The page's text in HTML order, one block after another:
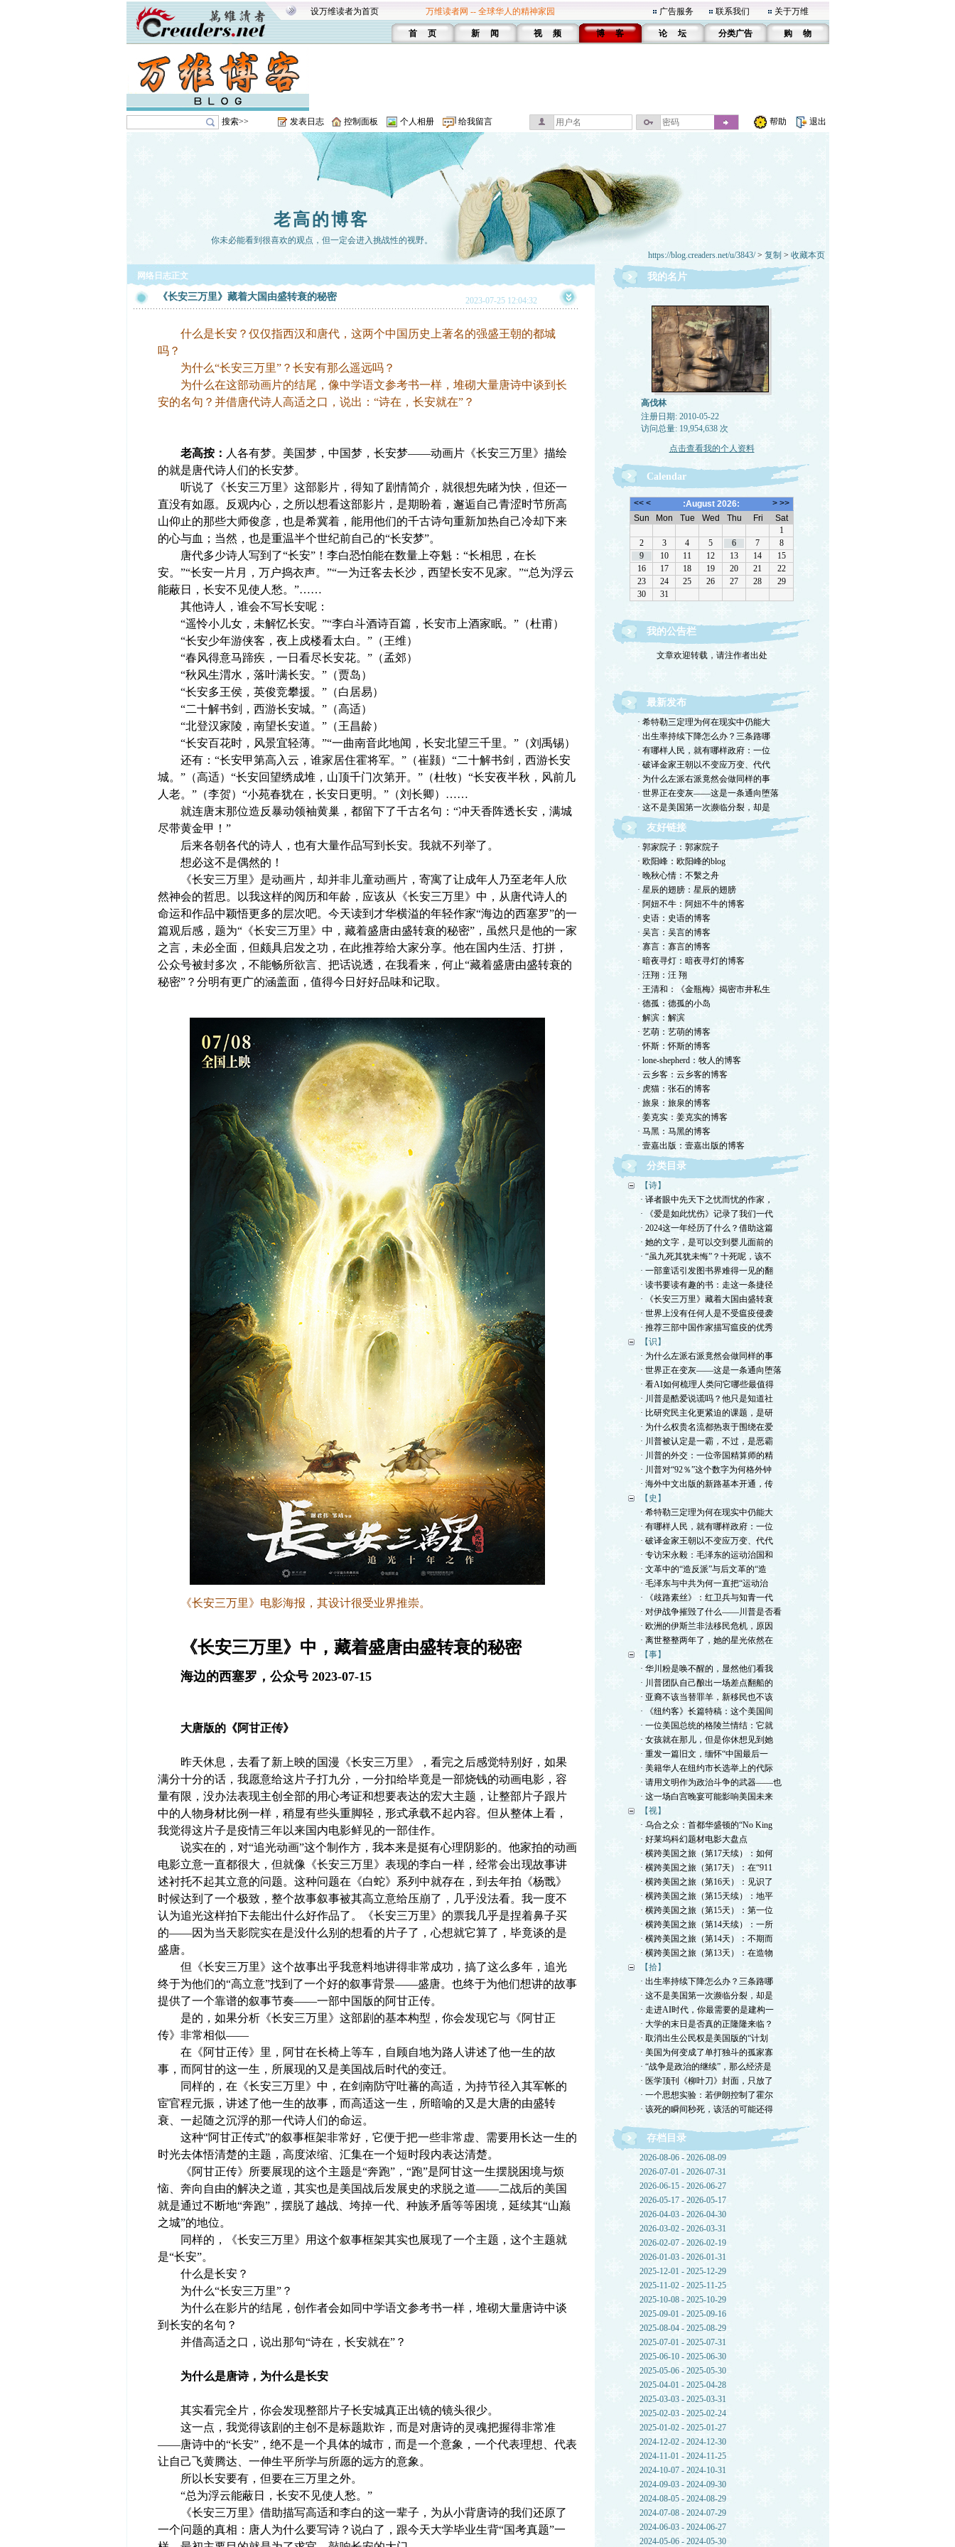
设万维读者为首页 万维读者网 -- 全球华人的精神家园 广告服务 联系我们 关于万维
首 页 新 闻 视 频 博 客 论 坛 分类广告 购 物
搜索>> 发表日志 控制面板 个人相册 给我留言 帮助 退出
老高的博客
你未必能看到很喜欢的观点，但一定会进入挑战性的视野。
https://blog.creaders.net/u/3843/> 复制 > 收藏本页
网络日志正文
《长安三万里》藏着大国由盛转衰的秘密 2023-07-25 12:04:32
什么是长安？仅仅指西汉和唐代，这两个中国历史上著名的强盛王朝的都城
吗？
为什么“长安三万里”？长安有那么遥远吗？
为什么在这部动画片的结尾，像中学语文参考书一样，堆砌大量唐诗中谈到长
安的名句？并借唐代诗人高适之口，说出：“诗在，长安就在”？
老高按： 人各有梦。美国梦，中国梦，长安梦——动画片《长安三万里》描绘
的就是唐代诗人们的长安梦。
听说了《长安三万里》这部影片，得知了剧情简介，就很想先睹为快，但还一
直没有如愿。反观内心，之所以想看这部影片，是期盼着，邂逅自己青涩时节所高
山仰止的那些大师俊彦，也是希冀着，能用他们的千古诗句重新加热自己冷却下来
的心与血；当然，也是重温半个世纪前自己的“长安梦”。
唐代多少诗人写到了“长安”！李白恐怕能在数量上夺魁：“长相思，在长
安。”“长安一片月，万户捣衣声。”“一为迁客去长沙，西望长安不见家。”“总为浮云
能蔽日，长安不见使人愁。”……
其他诗人，谁会不写长安呢：
“遥怜小儿女，未解忆长安。”“李白斗酒诗百篇，长安市上酒家眠。”（杜甫）
“长安少年游侠客，夜上戍楼看太白。”（王维）
“春风得意马蹄疾，一日看尽长安花。”（孟郊）
“秋风生渭水，落叶满长安。”（贾岛）
“长安多王侯，英俊竞攀援。”（白居易）
“二十解书剑，西游长安城。”（高适）
“北登汉家陵，南望长安道。”（王昌龄）
“长安百花时，风景宜轻薄。”“一曲南音此地闻，长安北望三千里。”（刘禹锡）
还有：“长安甲第高入云，谁家居住霍将军。”（崔颢）“二十解书剑，西游长安
城。”（高适）“长安回望绣成堆，山顶千门次第开。”（杜牧）“长安夜半秋，风前几
人老。”（李贺）“小苑春犹在，长安日更明。”（刘长卿）……
就连唐末那位造反暴动领袖黄巢，都留下了千古名句：“冲天香阵透长安，满城
尽带黄金甲！”
后来各朝各代的诗人，也有大量作品写到长安。我就不列举了。
想必这不是偶然的！
《长安三万里》是动画片，却并非儿童动画片，寄寓了让成年人乃至老年人欣
然神会的哲思。以我这样的阅历和年龄，应该从《长安三万里》中，从唐代诗人的
命运和作品中颖悟更多的层次吧。今天读到才华横溢的年轻作家“海边的西塞罗”的一
篇观后感，题为“《长安三万里》中，藏着盛唐由盛转衰的秘密”，虽然只是他的一家
之言，未必全面，但颇具启发之功，在此推荐给大家分享。他在国内生活、打拼，
公众号被封多次，不能畅所欲言、把话说透，在我看来，何止“藏着盛唐由盛转衰的
秘密”？分明有更广的涵盖面，值得今日好好品味和记取。
《长安三万里》电影海报，其设计很受业界推崇。
《长安三万里》中，藏着盛唐由盛转衰的秘密
海边的西塞罗，公众号 2023-07-15
大唐版的《阿甘正传》
昨天休息，去看了新上映的国漫《长安三万里》，看完之后感觉特别好，如果
满分十分的话，我愿意给这片子打九分，一分扣给毕竟是一部烧钱的动画电影，容
量有限，没办法表现主创全部的用心考证和想要表达的宏大主题，让整部片子跟片
中的人物身材比例一样，稍显有些头重脚轻，形式承载不起内容。但从整体上看，
我觉得这片子是疫情三年以来国内电影鲜见的一部佳作。
说实在的，对“追光动画”这个制作方，我本来是挺有心理阴影的。他家拍的动画
电影立意一直都很大，但就像《长安三万里》表现的李白一样，经常会出现故事讲
述衬托不起其立意的问题。这种问题在《白蛇》系列中就存在，到去年拍《杨戬》
时候达到了一个极致，整个故事叙事被其高立意给压崩了，几乎没法看。我一度不
认为追光这样拍下去能出什么好作品了。《长安三万里》的票我几乎是捏着鼻子买
的——因为当天影院实在是没什么别的想看的片子了，心想就它算了，毕竟谈的是
盛唐。
但《长安三万里》这个故事出乎我意料地讲得非常成功，搞了这么多年，追光
终于为他们的“高立意”找到了一个好的叙事背景——盛唐。也终于为他们想讲的故事
提供了一个靠谱的叙事节奏——一部中国版的阿甘正传。
是的，如果分析《长安三万里》这部剧的基本构型，你会发现它与《阿甘正
传》非常相似——
在《阿甘正传》里，阿甘在长椅上等车，自顾自地为路人讲述了他一生的故
事，而阿甘的这一生，所展现的又是美国战后时代的变迁。
同样的，在《长安三万里》中，在剑南防守吐蕃的高适，为持节径入其军帐的
宦官程元振，讲述了他一生的故事，而高适这一生，所暗喻的又是大唐的由盛转
衰、一起随之沉浮的那一代诗人们的命运。
这种“阿甘正传式”的叙事框架非常好，它便于把一些非常虚、需要用长达一生的
时光去体悟清楚的主题，高度浓缩、汇集在一个短时段内表达清楚。
《阿甘正传》所要展现的这个主题是“奔跑”，“跑”是阿甘这一生摆脱困境与烦
恼、奔向自由的解决之道，其实也是美国战后发展史的求脱之道——二战后的美国
就是通过不断地“奔跑”，摆脱了越战、垮掉一代、种族矛盾等等困境，延续其“山巅
之城”的地位。
同样的，《长安三万里》用这个叙事框架其实也展现了一个主题，这个主题就
是“长安”。
什么是长安？
为什么“长安三万里”？
为什么在影片的结尾，创作者会如同中学语文参考书一样，堆砌大量唐诗中谈
到长安的名句？
并借高适之口，说出那句“诗在，长安就在”？
为什么是唐诗，为什么是长安
其实看完全片，你会发现整部片子长安城真正出镜的镜头很少。
这一点，我觉得该剧的主创不是标题欺诈，而是对唐诗的灵魂把握得非常准
——唐诗中的“长安”，绝不是一个具体的城市，而是一个意象，一个代表理想、代表
让自己飞黄腾达、一伸生平所学与所愿的远方的意象。
所以长安要有，但要在三万里之外。
“总为浮云能蔽日，长安不见使人愁。”
《长安三万里》借助描写高适和李白的这一辈子，为从小背唐诗的我们还原了
一个问题的真相：唐人为什么要写诗？说白了，跟今天大学毕业生背“国考真题”一
我的名片
高伐林
注册日期: 2010-05-22
访问总量: 19,954,638 次
点击查看我的个人资料
Calendar
我的公告栏
文章欢迎转载，请注作者出处
最新发布
· 希特勒三定理为何在现实中仍能大
· 出生率持续下降怎么办？三条路哪
· 有哪样人民，就有哪样政府：一位
· 破译金家王朝以不变应万变、代代
· 为什么左派右派竟然会做同样的事
· 世界正在变灰——这是一条通向堕落
· 这不是美国第一次濒临分裂，却是
友好链接
· 郭家院子：郭家院子
· 欧阳峰：欧阳峰的blog
· 晚秋心情：不繫之舟
· 星辰的翅膀：星辰的翅膀
· 阿妞不牛：阿妞不牛的博客
· 史语：史语的博客
· 吴言：吴言的博客
· 寡言：寡言的博客
· 暗夜寻灯：暗夜寻灯的博客
· 汪翔：汪 翔
· 王清和：《金瓶梅》揭密市井私生
· 德孤：德孤的小岛
· 解滨：解滨
· 艺萌：艺萌的博客
· 怀斯：怀斯的博客
· lone-shepherd：牧人的博客
· 云乡客：云乡客的博客
· 虎猫：张石的博客
· 旅泉：旅泉的博客
· 姜克实：姜克实的博客
· 马黑：马黑的博客
· 壹嘉出版：壹嘉出版的博客
分类目录
【诗】
· 译者眼中先天下之忧而忧的作家，
· 《爱是如此忧伤》记录了我们一代
· 2024这一年经历了什么？借助这篇
· 她的文字，是可以交到婴儿面前的
· “虽九死其犹未悔”？十死呢，该不
· 一部童话引发图书界难得一见的翻
· 读书要读有趣的书：走这一条捷径
· 《长安三万里》藏着大国由盛转衰
· 世界上没有任何人是不受瘟疫侵袭
· 推荐三部中国作家描写瘟疫的优秀
【识】
· 为什么左派右派竟然会做同样的事
· 世界正在变灰——这是一条通向堕落
· 看AI如何梳理人类问它哪些最值得
· 川普是酷爱说谎吗？他只是知道社
· 比研究民主化更紧迫的课题，是研
· 为什么权贵名流都热衷于围绕在爱
· 川普被认定是一霸，不过，是恶霸
· 川普的外交：一位帝国精算师的精
· 川普对“92％”这个数字为何格外钟
· 海外中文出版的新路基本开通，传
【史】
· 希特勒三定理为何在现实中仍能大
· 有哪样人民，就有哪样政府：一位
· 破译金家王朝以不变应万变、代代
· 专访宋永毅：毛泽东的运动治国和
· 文革中的“造反派”与后文革的“造
· 毛泽东与中共为何一直把“运动治
· 《歧路素丝》：红卫兵与知青一代
· 对伊战争摧毁了什么——川普是否看
· 欧洲的伊斯兰非法移民危机，原因
· 离世整整两年了，她的星光依然在
【事】
· 华川粉是唤不醒的，显然他们看我
· 川普团队自己酿出一场差点翻船的
· 亚裔不该当替罪羊，新移民也不该
· 《纽约客》长篇特稿：这个美国间
· 一位美国总统的格陵兰情结：它就
· 女孩就在那儿，但是你休想见到她
· 重发一篇旧文，缅怀“中国最后一
· 美籍华人在纽约市长选举上的代际
· 请用文明作为政治斗争的武器——也
· 这一场白宫晚宴可能影响美国未来
【视】
· 乌合之众：首都华盛顿的“No King
· 好莱坞科幻题材电影大盘点
· 横跨美国之旅（第17天续）：如何
· 横跨美国之旅（第17天）：在“911
· 横跨美国之旅（第16天）：见识了
· 横跨美国之旅（第15天续）：地平
· 横跨美国之旅（第15天）：第一位
· 横跨美国之旅（第14天续）：一所
· 横跨美国之旅（第14天）：不期而
· 横跨美国之旅（第13天）：在造物
【拾】
· 出生率持续下降怎么办？三条路哪
· 这不是美国第一次濒临分裂，却是
· 走进AI时代，你最需要的是建构一
· 大学的末日是否真的正隆隆来临？
· 取消出生公民权是美国版的“计划
· 美国为何变成了单打独斗的孤家寡
· “战争是政治的继续”，那么经济是
· 医学顶刊《柳叶刀》封面，只放了
· 一个思想实验：若伊朗控制了霍尔
· 该死的瞬间秒死，该活的可能还得
存档目录
2026-08-06 - 2026-08-09
2026-07-01 - 2026-07-31
2026-06-15 - 2026-06-27
2026-05-17 - 2026-05-17
2026-04-03 - 2026-04-30
2026-03-02 - 2026-03-31
2026-02-07 - 2026-02-19
2026-01-03 - 2026-01-31
2025-12-01 - 2025-12-29
2025-11-02 - 2025-11-25
2025-10-08 - 2025-10-29
2025-09-01 - 2025-09-16
2025-08-04 - 2025-08-29
2025-07-01 - 2025-07-31
2025-06-10 - 2025-06-30
2025-05-06 - 2025-05-30
2025-04-01 - 2025-04-28
2025-03-03 - 2025-03-31
2025-02-03 - 2025-02-24
2025-01-02 - 2025-01-27
2024-12-02 - 2024-12-30
2024-11-01 - 2024-11-25
2024-10-07 - 2024-10-31
2024-09-03 - 2024-09-30
2024-08-05 - 2024-08-29
2024-07-08 - 2024-07-29
2024-06-03 - 2024-06-27
2024-05-06 - 2024-05-30